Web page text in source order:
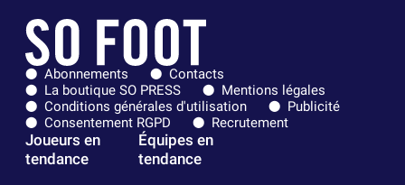
Abonnements
Contacts
La boutique SO PRESS
Mentions légales
Conditions générales d'utilisation
Publicité
Consentement RGPD
Recrutement
Joueurs en
tendance
Équipes en
tendance